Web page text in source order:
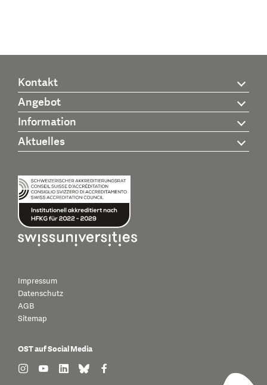
Kontakt
Angebot
Information
Aktuelles
Impressum
Datenschutz
AGB
Sitemap
OST auf Social Media
find us on: instagram
find us on: youtube
find us on: linkedin
find us on: bluesky
find us on: facebook